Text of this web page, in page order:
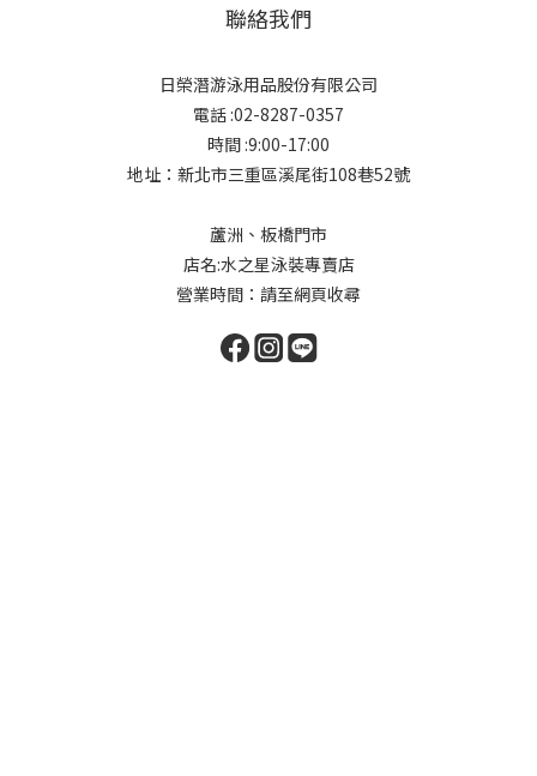
聯絡我們
日榮潛游泳用品股份有限公司
電話 :02-8287-0357
時間 :9:00-17:00
地址：新北市三重區溪尾街108巷52號
蘆洲、板橋門市
店名:水之星泳裝專賣店
營業時間：請至網頁收尋